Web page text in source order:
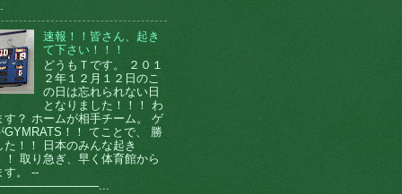
速報！！皆さん、起き
て下さい！！！
どうもＴです。 ２０１
２年１２月１２日のこ
の日は忘れられない日
となりました！！！ わ
す？ ホームが相手チーム。 ゲ
GYMRATS！！ てことで、 勝
た！！ 日本のみんな起き
！ 取り急ぎ、早く体育館から
す。 --